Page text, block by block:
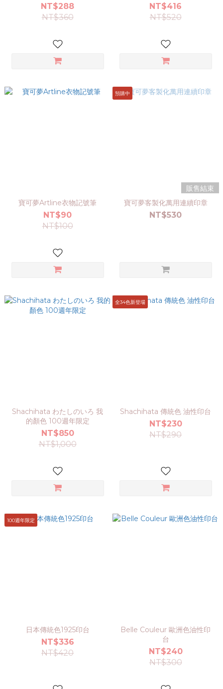
NT$288
NT$360
NT$416
NT$520
寶可夢Artline衣物記號筆
NT$90
NT$100
預購中
販售結束
寶可夢客製化萬用連續印章
NT$530
Shachihata わたしのいろ 我
的顏色 100週年限定
NT$850
NT$1,000
全34色新登場
Shachihata 傳統色 油性印台
NT$230
NT$290
100週年限定
日本傳統色1925印台
NT$336
NT$420
Belle Couleur 歐洲色油性印
台
NT$240
NT$300